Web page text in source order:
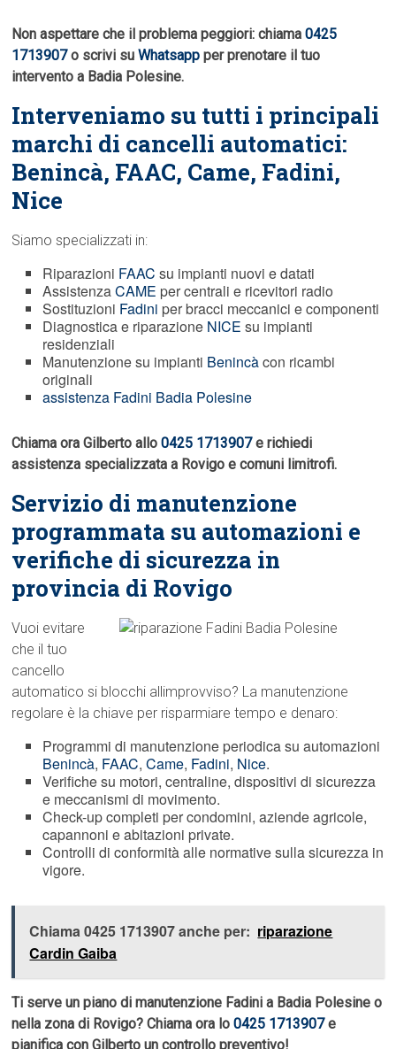
Non aspettare che il problema peggiori: chiama0425
1713907o scrivi suWhatsapp per prenotare il tuo
intervento a Badia Polesine.
Interveniamo su tutti i principali
marchi di cancelli automatici:
Benincà, FAAC, Came, Fadini,
Nice
Siamo specializzati in:
Riparazioni FAAC su impianti nuovi e datati
AssistenzaCAME per centrali e ricevitori radio
Sostituzioni Fadini per bracci meccanici e componenti
Diagnostica e riparazione NICE su impianti
residenziali
Manutenzione su impianti Benincàcon ricambi
originali
assistenza Fadini Badia Polesine
Chiama ora Gilberto allo0425 1713907e richiedi
assistenza specializzata a Rovigo e comuni limitrofi.
Servizio di manutenzione
programmata su automazioni e
verifiche di sicurezza in
provincia di Rovigo
Vuoi evitare
che il tuo
cancello
automatico si blocchi allimprovviso? La manutenzione
regolare è la chiave per risparmiare tempo e denaro:
Programmi di manutenzione periodica su automazioni
Benincà, FAAC,Came, Fadini, Nice.
Verifiche su motori, centraline, dispositivi di sicurezza
e meccanismi di movimento.
Check-up completi per condomini, aziende agricole,
capannoni e abitazioni private.
Controlli di conformità alle normative sulla sicurezza in
vigore.
Chiama 0425 1713907 anche per: riparazione
Cardin Gaiba
Ti serve un piano di manutenzione Fadini a Badia Polesine o
nella zona di Rovigo? Chiama ora lo0425 1713907e
pianifica con Gilberto un controllo preventivo!